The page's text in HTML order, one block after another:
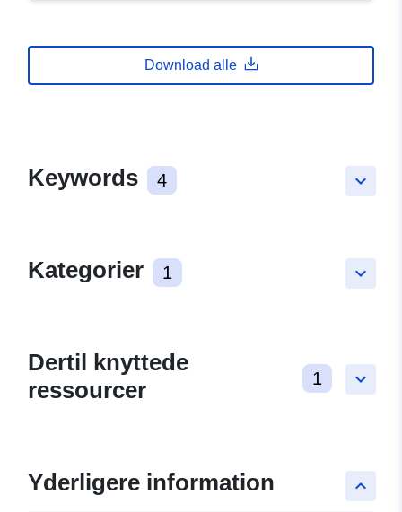
Download alle
keyboard_arrow_down
Keywords 4
keyboard_arrow_down
Kategorier 1
keyboard_arrow_down
Dertil knyttede
ressourcer
1
keyboard_arrow_up
Yderligere information